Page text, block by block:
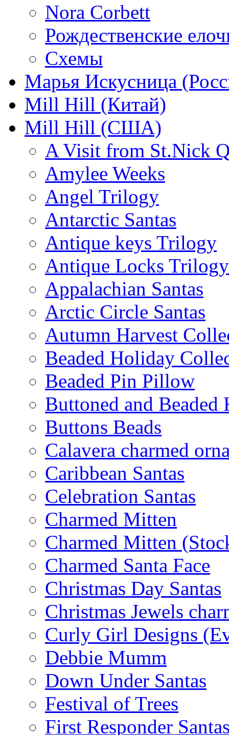
Nora Corbett
Рождественские
Схемы
Марья Искусница
Mill Hill (Китай)
Mill Hill (США)
A Visit from St.Nick
Amylee Weeks
Angel Trilogy
Antarctic Santas
Antique keys Trilogy
Antique Locks Trilogy
Appalachian Santas
Arctic Circle Santas
Autumn Harvest
Beaded Holiday
Beaded Pin Pillow
Buttoned and Beaded
Buttons Beads
Calavera charmed
Caribbean Santas
Celebration Santas
Charmed Mitten
Charmed Mitten
Charmed Santa Face
Christmas Day Santas
Christmas Jewels
Curly Girl Designs
Debbie Mumm
Down Under Santas
Festival of Trees
First Responder